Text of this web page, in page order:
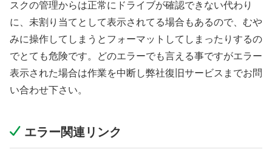
スクの管理からは正常にドライブが確認できない代わり
に、未割り当てとして表示されてる場合もあるので、むや
みに操作してしまうとフォーマットしてしまったりするの
でとても危険です。どのエラーでも言える事ですがエラー
表示された場合は作業を中断し弊社復旧サービスまでお問
い合わせ下さい。
エラー関連リンク